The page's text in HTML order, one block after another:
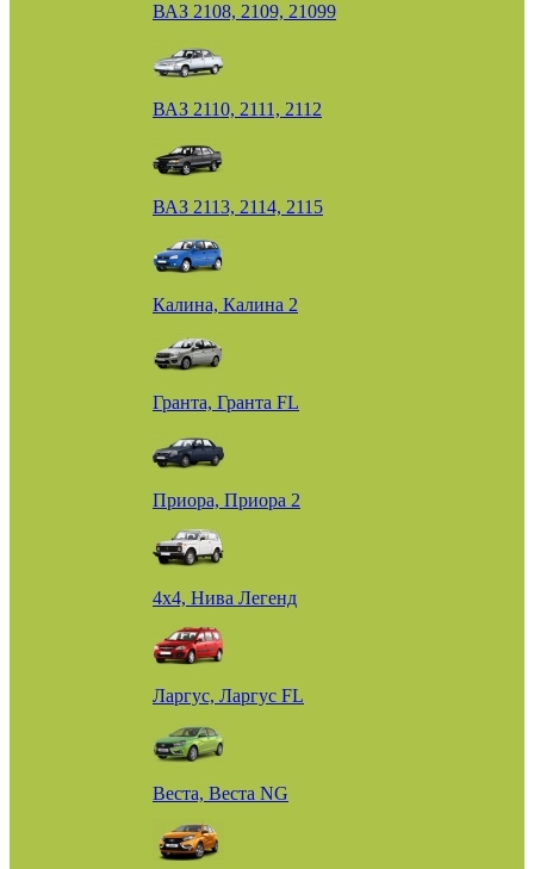
ВАЗ 2108, 2109, 21099
ВАЗ 2110, 2111, 2112
ВАЗ 2113, 2114, 2115
Калина, Калина 2
Гранта, Гранта FL
Приора, Приора 2
4х4, Нива Легенд
Ларгус, Ларгус FL
Веста, Веста NG